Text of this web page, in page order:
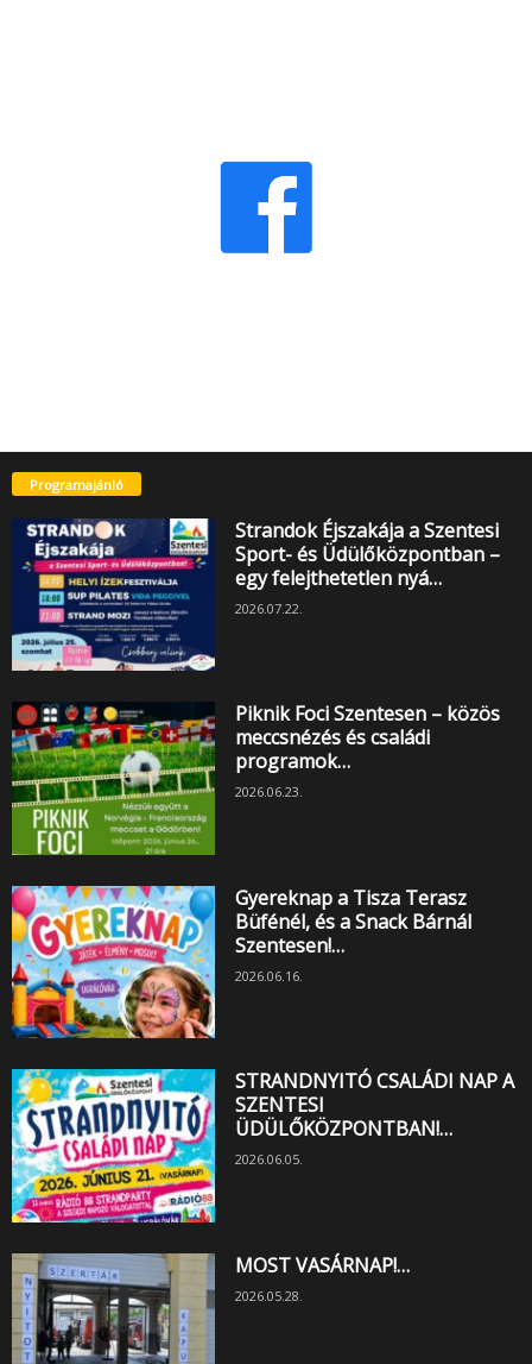
Programajánló
Strandok Éjszakája a Szentesi
Sport- és Üdülőközpontban –
egy felejthetetlen nyá…
2026.07.22.
Piknik Foci Szentesen – közös
meccsnézés és családi
programok…
2026.06.23.
Gyereknap a Tisza Terasz
Büfénél, és a Snack Bárnál
Szentesen!…
2026.06.16.
STRANDNYITÓ CSALÁDI NAP A
SZENTESI
ÜDÜLŐKÖZPONTBAN!…
2026.06.05.
MOST VASÁRNAP!…
2026.05.28.